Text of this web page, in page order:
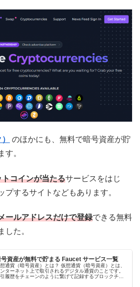
のほかにも、無料で暗号資産が貯
す。
コインが当たるサービスをはじ
プするサイトなどもあります。
ールアドレスだけで登録できる無料
した。
号資産が無料で貯まる Faucet サービス一覧
通貨（暗号資産）とは？ 仮想通貨（暗号資産）とは、
ターネット上で取引されるデジタル通貨のことです。
履歴をチェーンのように繋げて記録するブロックチェ